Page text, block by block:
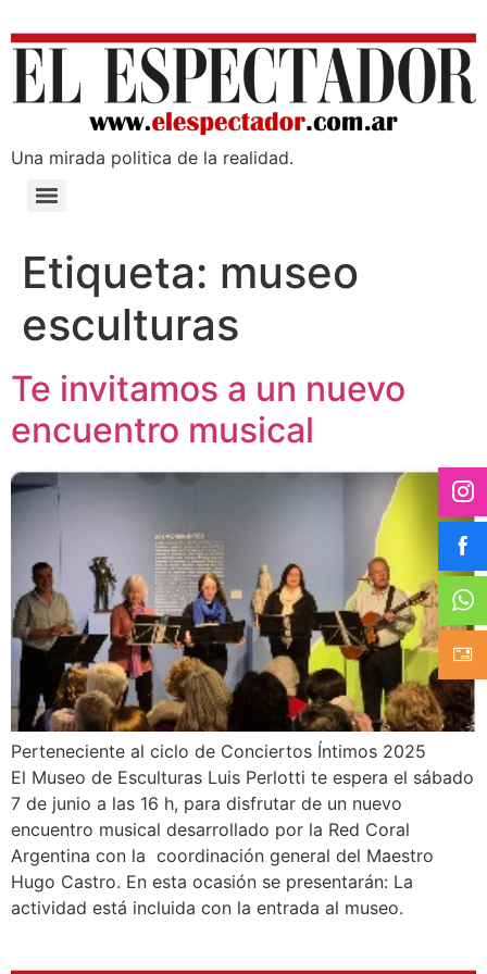
Una mirada poli­tica de la realidad.
Etiqueta: museo
esculturas
Te invitamos a un nuevo
encuentro musical
Perteneciente al ciclo de Conciertos Íntimos 2025
El Museo de Esculturas Luis Perlotti te espera el sábado
7 de junio a las 16 h, para disfrutar de un nuevo
encuentro musical desarrollado por la Red Coral
Argentina con la coordinación general del Maestro
Hugo Castro. En esta ocasión se presentarán: La
actividad está incluida con la entrada al museo.